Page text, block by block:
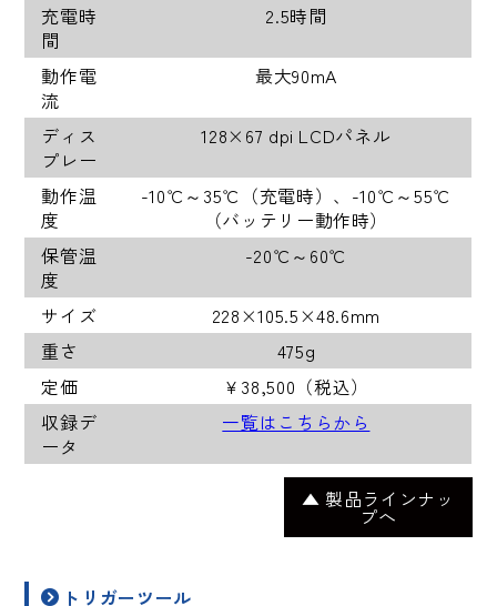
充電時
間
2.5時間
動作電
流
最大90mA
ディス
プレー
128×67 dpi LCDパネル
動作温
度
-10℃～35℃（充電時）、-10℃～55℃
（バッテリー動作時）
保管温
度
-20℃～60℃
サイズ
228×105.5×48.6mm
重さ
475g
定価
￥38,500（税込）
収録デ
ータ
一覧はこちらから
▲ 製品ラインナッ
プへ
トリガーツール